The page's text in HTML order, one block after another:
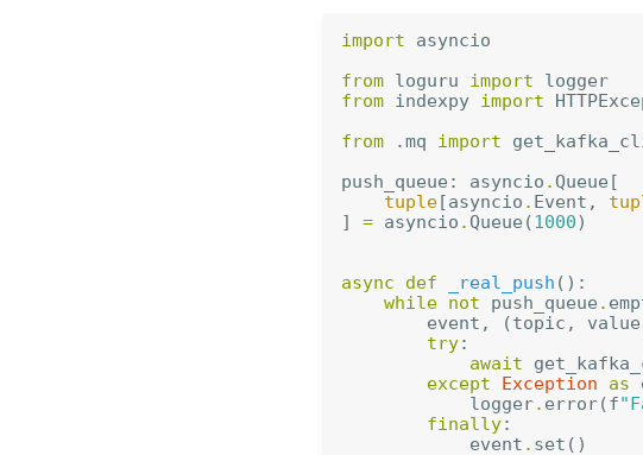
import
asyncio
from
loguru import
logger
from
indexpy import
from
.mq import
push_queue : asyncio . Queue [
tuple[asyncio . Event ,
]
= asyncio . Queue (1000)
async def _real_push ():
while
not push_queue .
event , (topic , value
try:
await
except
Exception as
logger. error(f
finally:
event . set ()